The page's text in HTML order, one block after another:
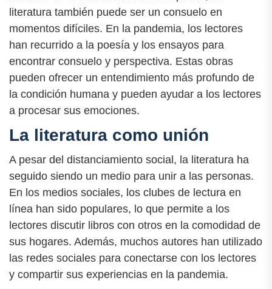
literatura también puede ser un consuelo en
momentos difíciles. En la pandemia, los lectores
han recurrido a la poesía y los ensayos para
encontrar consuelo y perspectiva. Estas obras
pueden ofrecer un entendimiento más profundo de
la condición humana y pueden ayudar a los lectores
a procesar sus emociones.
La literatura como unión
A pesar del distanciamiento social, la literatura ha
seguido siendo un medio para unir a las personas.
En los medios sociales, los clubes de lectura en
línea han sido populares, lo que permite a los
lectores discutir libros con otros en la comodidad de
sus hogares. Además, muchos autores han utilizado
las redes sociales para conectarse con los lectores
y compartir sus experiencias en la pandemia.